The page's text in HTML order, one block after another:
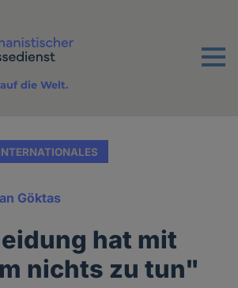
Menu
die Welt.
Göktas
hat mit
nichts zu tun"